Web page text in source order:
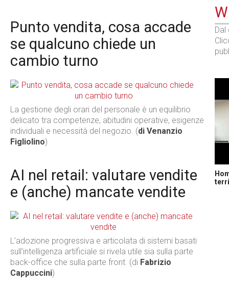
Punto vendita, cosa accade
se qualcuno chiede un
cambio turno
La gestione degli orari del personale è un equilibrio
delicato tra competenze, abitudini operative, esigenze
individuali e necessità del negozio. (di Venanzio
Figliolino)
AI nel retail: valutare vendite
e (anche) mancate vendite
L’adozione progressiva e articolata di sistemi basati
sull’intelligenza artificiale si rivela utile sia sulla parte
back-office che sulla parte front. (di Fabrizio
Cappuccini)